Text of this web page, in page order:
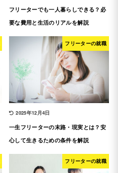
フリーターでも一人暮らしできる？必
要な費用と生活のリアルを解説
フリーターの就職
2025年12月4日
一生フリーターの末路・現実とは？安
心して生きるための条件を解説
フリーターの就職